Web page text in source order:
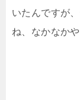
いたんですが
ね、なかなかや